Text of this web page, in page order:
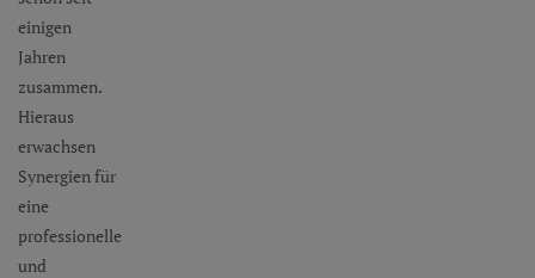
einigen
Jahren
zusammen.
Hieraus
erwachsen
Synergien für
eine
professionelle
und